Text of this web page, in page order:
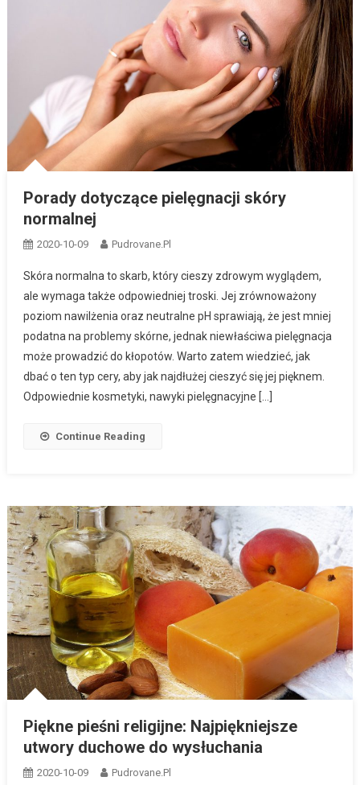
Porady dotyczące pielęgnacji skóry
normalnej
2020-10-09 Pudrovane.pl
Skóra normalna to skarb, który cieszy zdrowym wyglądem,
ale wymaga także odpowiedniej troski. Jej zrównoważony
poziom nawilżenia oraz neutralne pH sprawiają, że jest mniej
podatna na problemy skórne, jednak niewłaściwa pielęgnacja
może prowadzić do kłopotów. Warto zatem wiedzieć, jak
dbać o ten typ cery, aby jak najdłużej cieszyć się jej pięknem.
Odpowiednie kosmetyki, nawyki pielęgnacyjne […]
Continue Reading
Piękne pieśni religijne: Najpiękniejsze
utwory duchowe do wysłuchania
2020-10-09 Pudrovane.pl